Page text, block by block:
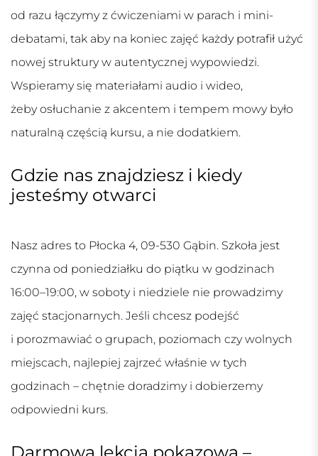
od razu łączymy z ćwiczeniami w parach i mini-
debatami, tak aby na koniec zajęć każdy potrafił użyć
nowej struktury w autentycznej wypowiedzi.
Wspieramy się materiałami audio i wideo,
żeby osłuchanie z akcentem i tempem mowy było
naturalną częścią kursu, a nie dodatkiem.
Gdzie nas znajdziesz i kiedy
jesteśmy otwarci
Nasz adres to Płocka 4, 09-530 Gąbin. Szkoła jest
czynna od poniedziałku do piątku w godzinach
16:00–19:00, w soboty i niedziele nie prowadzimy
zajęć stacjonarnych. Jeśli chcesz podejść
i porozmawiać o grupach, poziomach czy wolnych
miejscach, najlepiej zajrzeć właśnie w tych
godzinach – chętnie doradzimy i dobierzemy
odpowiedni kurs.